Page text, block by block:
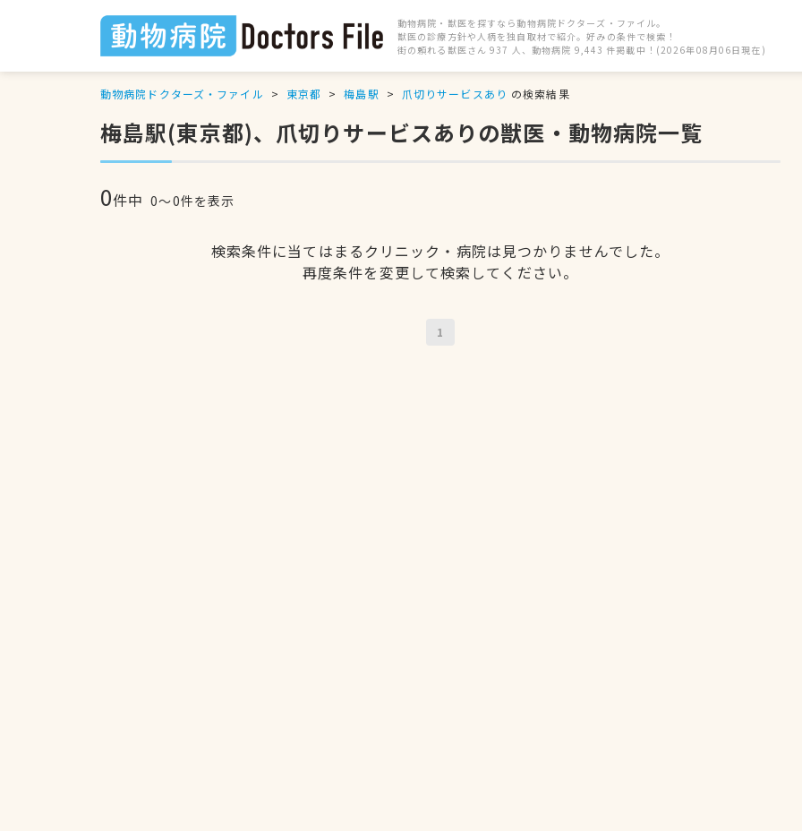
動物病院・獣医を探すなら動物病院ドクターズ・ファイル。
獣医の診療方針や人柄を独自取材で紹介。好みの条件で検索！
街の頼れる獣医さん 937 人、動物病院 9,443 件掲載中！(2026年08月06日現在)
動物病院ドクターズ・ファイル 東京都 梅島駅 爪切りサービスあり の検索結果
梅島駅(東京都)、爪切りサービスありの獣医・動物病院一覧
0件中 0〜0件を表示
検索条件に当てはまるクリニック・病院は見つかりませんでした。
再度条件を変更して検索してください。
1